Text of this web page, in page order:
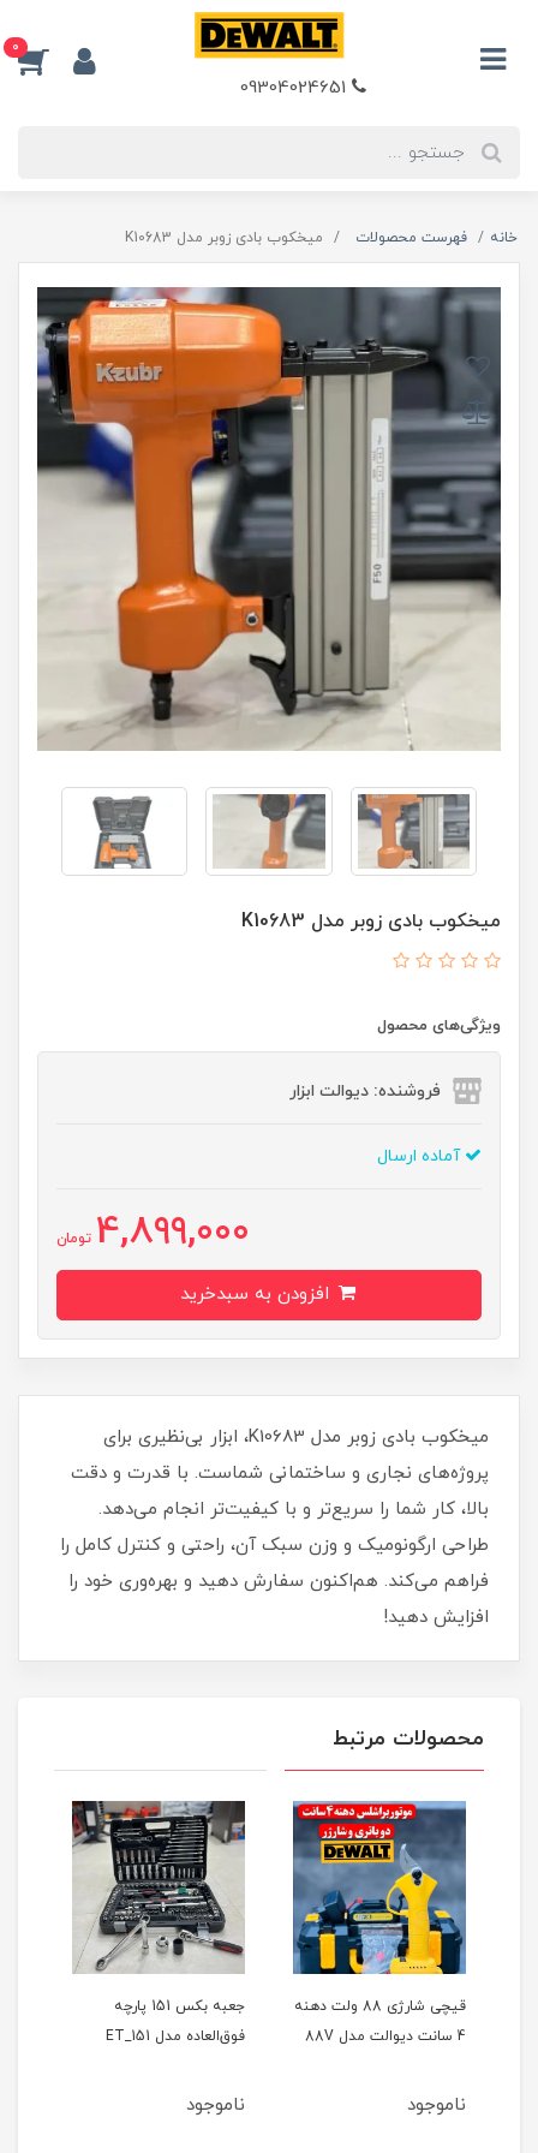
0
خانه فهرست محصولات میخکوب بادی زوبر مدل K10683
میخکوب بادی زوبر مدل K10683
ویژگی‌های محصول
فروشنده: دیوالت ابزار
آماده ارسال
4,899,000 تومان
میخکوب بادی زوبر مدل K10683، ابزار بی‌نظیری برای
پروژه‌های نجاری و ساختمانی شماست. با قدرت و دقت
بالا، کار شما را سریع‌تر و با کیفیت‌تر انجام می‌دهد.
طراحی ارگونومیک و وزن سبک آن، راحتی و کنترل کامل را
فراهم می‌کند. هم‌اکنون سفارش دهید و بهره‌وری خود را
افزایش دهید!
محصولات مرتبط
قیچی شارژی 88 ولت دهنه
4 سانت دیوالت مدل 88V
ناموجود
جعبه بکس 151 پارچه
فوق‌العاده مدل ET_151
ناموجود